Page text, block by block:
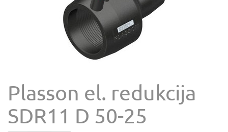
Plasson el. redukcija
SDR11 D 50-25